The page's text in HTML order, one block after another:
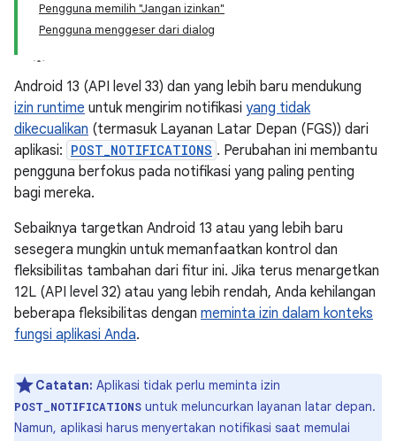
Pengguna memilih "Jangan izinkan"
Pengguna menggeser dari dialog
Android 13 (API level 33) dan yang lebih baru mendukung
izin runtime untuk mengirim notifikasi yang tidak
dikecualikan (termasuk Layanan Latar Depan (FGS)) dari
aplikasi: POST_NOTIFICATIONS . Perubahan ini membantu
pengguna berfokus pada notifikasi yang paling penting
bagi mereka.
Sebaiknya targetkan Android 13 atau yang lebih baru
sesegera mungkin untuk memanfaatkan kontrol dan
fleksibilitas tambahan dari fitur ini. Jika terus menargetkan
12L (API level 32) atau yang lebih rendah, Anda kehilangan
beberapa fleksibilitas dengan meminta izin dalam konteks
fungsi aplikasi Anda.
Catatan: Aplikasi tidak perlu meminta izin
POST_NOTIFICATIONS untuk meluncurkan layanan latar depan.
Namun, aplikasi harus menyertakan notifikasi saat memulai